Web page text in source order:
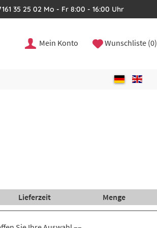
35 25 02 Mo - Fr 8:00 - 16:00 Uhr
Mein Konto Wunschliste (0)
Lieferzeit Menge